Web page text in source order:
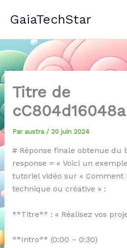
GaiaTechStar
Titre de
Par austra / 20 juin 2024
# Réponse finale obtenue du
response = « Voici un
tutoriel vidéo sur « Comment
technique ou créative » :
**Titre** : « Réalisez vos
**Intro** (0:00 – 0:30)